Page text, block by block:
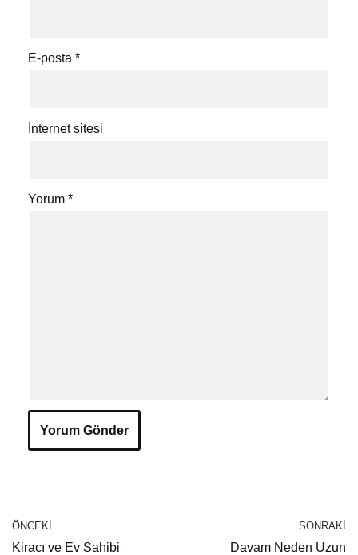
E-posta *
İnternet sitesi
Yorum *
ÖNCEKI
Kiracı ve Ev Sahibi
SONRAKI
Davam Neden Uzun